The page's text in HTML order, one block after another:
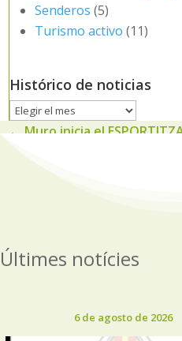
Senderos (5)
Turismo activo (11)
Histórico de noticias
Histórico
de
noticias
←Muro inicia el
Últimes notícies
6 de agosto de 2026